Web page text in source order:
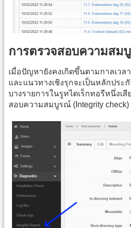
การตรวจสอบความสม
เมื่อปัญหายังคงเกิดขึ้นตามกาลเวล
และแนวทางเชิงรุกจะเป็นหลักประ
บางรายการในรูทไดเร็กทอรีหนึ่งเ
สอบความสมบูรณ์ (Integrity check)